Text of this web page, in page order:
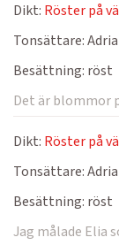
Dikt: Röster på
Tonsättare:
Besättning: röst
Det är blommor
Dikt: Röster på
Tonsättare:
Besättning: röst
Jag målade Elia